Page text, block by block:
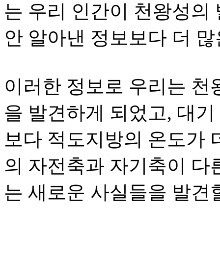
는 우리 인간이 천왕성의
안 알아낸 정보보다 더
이러한 정보로 우리는
을 발견하게 되었고, 대
보다 적도지방의 온도가
의 자전축과 자기축이 다
는 새로운 사실들을 발견